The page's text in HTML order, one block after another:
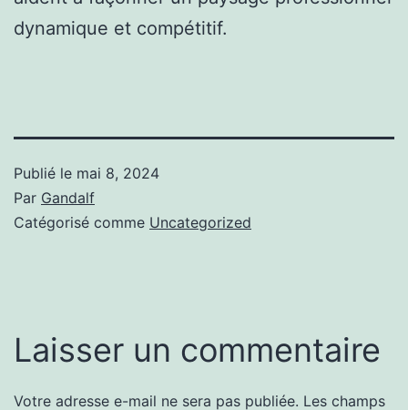
dynamique et compétitif.
Publié le mai 8, 2024
Par Gandalf
Catégorisé comme Uncategorized
Laisser un commentaire
Votre adresse e-mail ne sera pas publiée. Les champs